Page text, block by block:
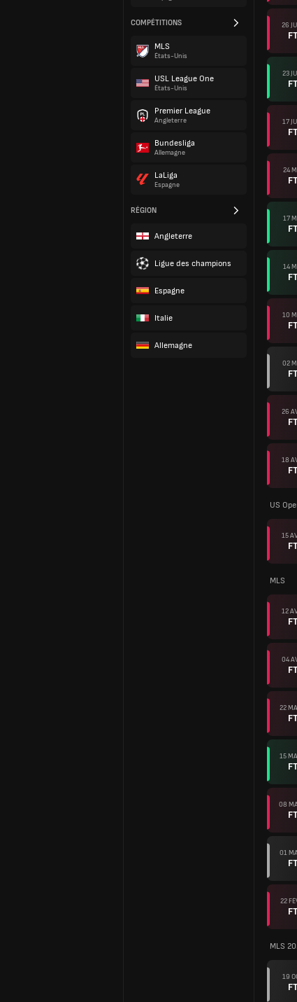
COMPÉTITIONS
MLS
États-Unis
USL League One
États-Unis
Premier League
Angleterre
Bundesliga
Allemagne
LaLiga
Espagne
RÉGION
Angleterre
Ligue des champions
Espagne
Italie
Allemagne
26
23
17
24
17
14
10
02
26
18
US
15
MLS
12
04
22
15
08
01
22
MLS
19